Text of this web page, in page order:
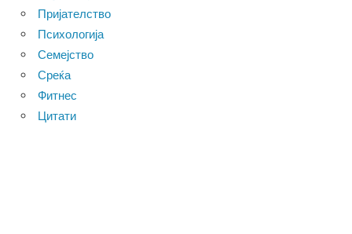
Пријателство
Психологија
Семејство
Среќа
Фитнес
Цитати